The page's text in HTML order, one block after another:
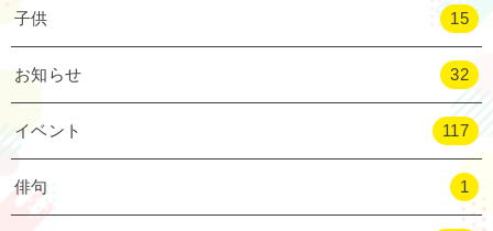
子供 15
お知らせ 32
イベント 117
俳句 1